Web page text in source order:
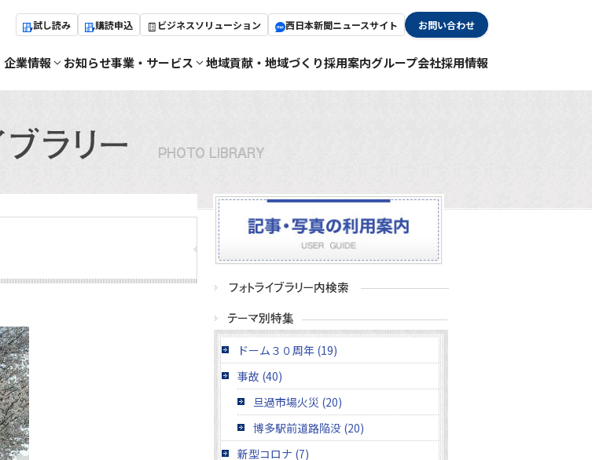
試し読み 購読申込 ビジネスソリューション 西日本新聞ニュースサイト お問い合わせ
企業情報 お知らせ事業・サービス 地域貢献・地域づくり採用案内グループ会社採用情報
ドーム３０周年 (19)
事故 (40)
旦過市場火災 (20)
博多駅前道路陥没 (20)
新型コロナ (7)